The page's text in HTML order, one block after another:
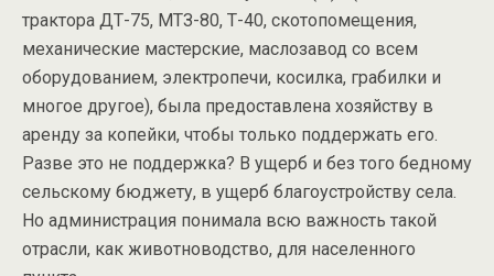
трактора ДТ-75, МТЗ-80, Т-40, скотопомещения,
механические мастерские, маслозавод со всем
оборудованием, электропечи, косилка, грабилки и
многое другое), была предоставлена хозяйству в
аренду за копейки, чтобы только поддержать его.
Разве это не поддержка? В ущерб и без того бедному
сельскому бюджету, в ущерб благоустройству села.
Но администрация понимала всю важность такой
отрасли, как животноводство, для населенного